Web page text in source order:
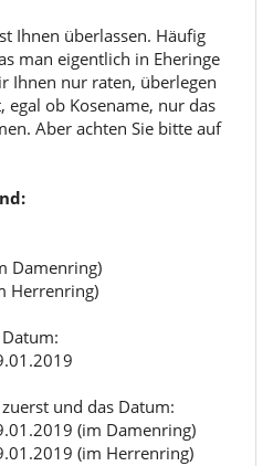
Ihnen überlassen. Häufig
man eigentlich in Eheringe
Ihnen nur raten, überlegen
egal ob Kosename, nur das
Aber achten Sie bitte auf
Damenring)
Herrenring)
und das Datum:
(im Damenring)
(im Herrenring)